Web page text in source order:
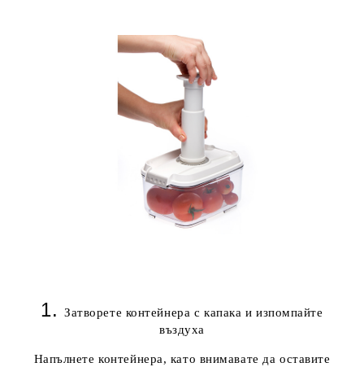
1.Затворете контейнера с капакa и изпомпайте
въздуха
Напълнете контейнера, като внимавате да оставите